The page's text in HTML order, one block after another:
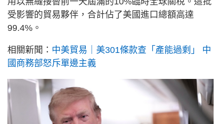
受影響的貿易夥伴，合計佔了美國進口總額高達
99.4%。
相關新聞： 中美貿易｜美301條款查「產能過剩」 中
國商務部怒斥單邊主義